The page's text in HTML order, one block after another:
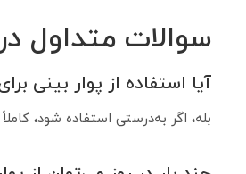
سوالات متداول
آیا استفاده از پوار بینی
بله، اگر به‌درستی استفاده شود،